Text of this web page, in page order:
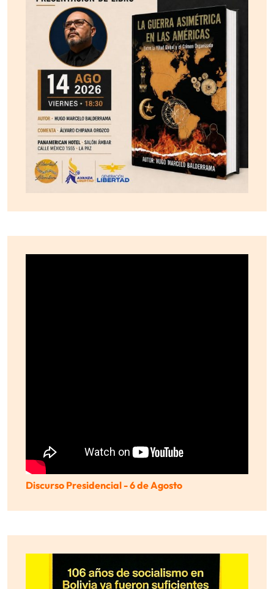
Discurso Presidencial - 6 de Agosto